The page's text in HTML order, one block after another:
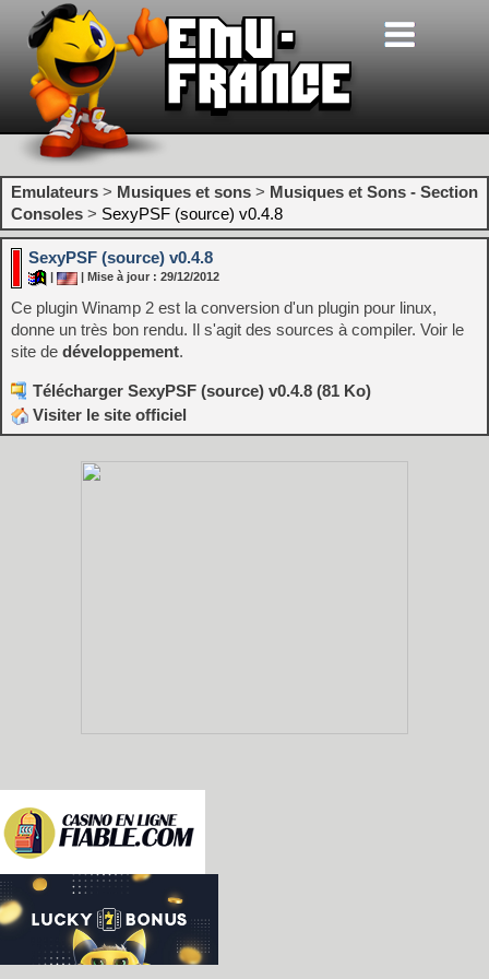
Emulateurs > Musiques et sons > Musiques et Sons - Section
Consoles > SexyPSF (source) v0.4.8
SexyPSF (source) v0.4.8
| Mise à jour : 29/12/2012
Ce plugin Winamp 2 est la conversion d'un plugin pour linux,
donne un très bon rendu. Il s'agit des sources à compiler. Voir le
site de développement.
Télécharger SexyPSF (source) v0.4.8 (81 Ko)
Visiter le site officiel